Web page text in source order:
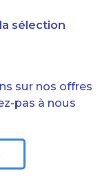
sélection
sur nos offres
pas à nous